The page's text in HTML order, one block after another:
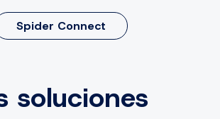
Spider Connect
soluciones